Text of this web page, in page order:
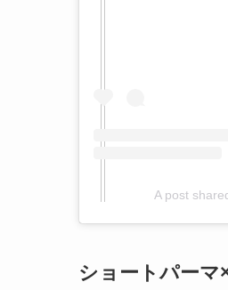
A post
ショートパー